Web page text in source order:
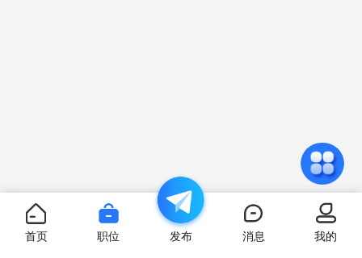
首页 职位 发布 消息 我的